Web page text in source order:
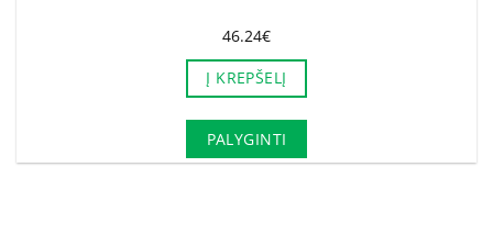
46.24€
Į KREPŠELĮ
PALYGINTI